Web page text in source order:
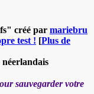
créé par mariebru
test ! [Plus de
néerlandais
sauvegarder votre